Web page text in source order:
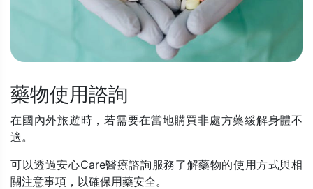
藥物使用諮詢
在國內外旅遊時，若需要在當地購買非處方藥緩解身體不
適。
可以透過安心Care醫療諮詢服務了解藥物的使用方式與相
關注意事項，以確保用藥安全。